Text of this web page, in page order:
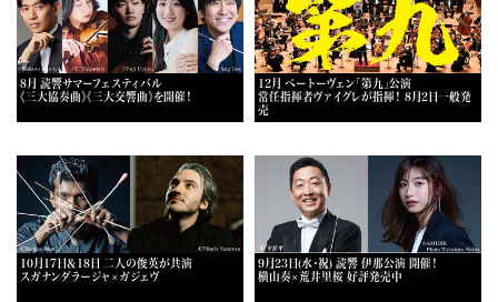
8月 読響サマーフェスティバル
《三大協奏曲》《三大交響曲》を開催！
12月 ベートーヴェン「第九」公演
常任指揮者ヴァイグレが指揮！ 8月2日一般発
売
10月17日＆18日 二人の俊英が共演
スガナンダラージャ×ガジェヴ
9月23日(水・祝) 読響 伊那公演 開催！
横山奏×荒井里桜 好評発売中